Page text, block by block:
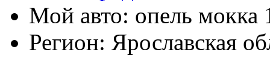
Мой авто: опель мокка
Регион: Ярославская